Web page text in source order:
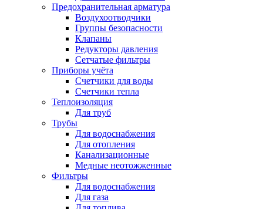
Предохранительная арматура
Воздухоотводчики
Группы безопасности
Клапаны
Редукторы давления
Сетчатые фильтры
Приборы учёта
Счетчики для воды
Счетчики тепла
Теплоизоляция
Для труб
Трубы
Для водоснабжения
Для отопления
Канализационные
Медные неотожженные
Фильтры
Для водоснабжения
Для газа